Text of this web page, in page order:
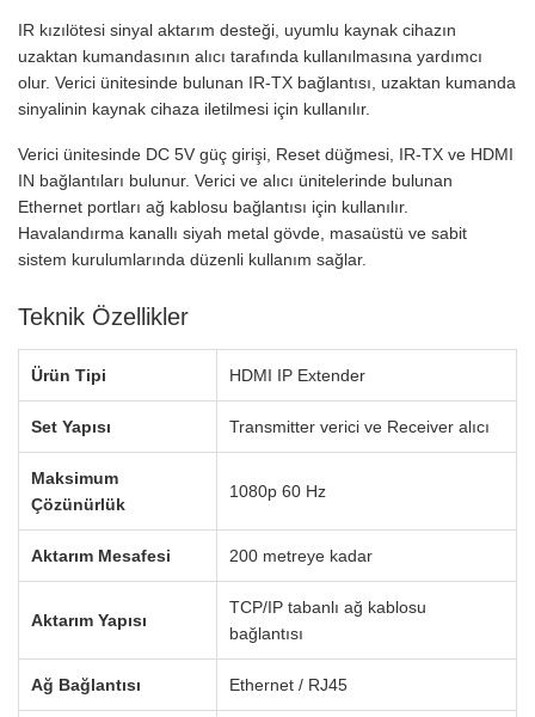
IR kızılötesi sinyal aktarım desteği, uyumlu kaynak cihazın
uzaktan kumandasının alıcı tarafında kullanılmasına yardımcı
olur. Verici ünitesinde bulunan IR-TX bağlantısı, uzaktan kumanda
sinyalinin kaynak cihaza iletilmesi için kullanılır.
Verici ünitesinde DC 5V güç girişi, Reset düğmesi, IR-TX ve HDMI
IN bağlantıları bulunur. Verici ve alıcı ünitelerinde bulunan
Ethernet portları ağ kablosu bağlantısı için kullanılır.
Havalandırma kanallı siyah metal gövde, masaüstü ve sabit
sistem kurulumlarında düzenli kullanım sağlar.
Teknik Özellikler
Ürün Tipi HDMI IP Extender
Set Yapısı Transmitter verici ve Receiver alıcı
Maksimum
Çözünürlük
1080p 60 Hz
Aktarım Mesafesi 200 metreye kadar
Aktarım Yapısı
TCP/IP tabanlı ağ kablosu
bağlantısı
Ağ Bağlantısı Ethernet / RJ45